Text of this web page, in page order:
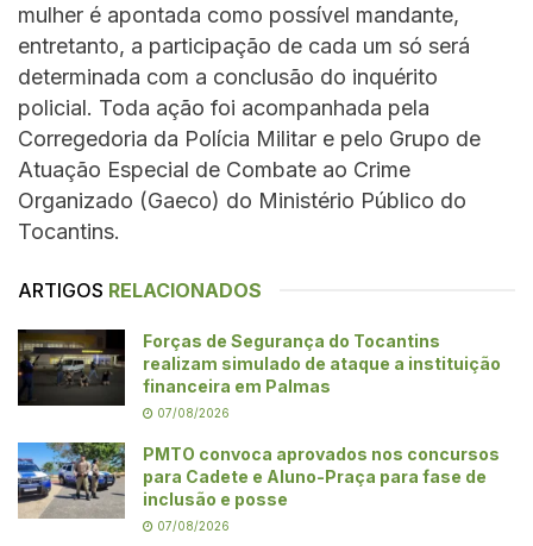
mulher é apontada como possível mandante,
entretanto, a participação de cada um só será
determinada com a conclusão do inquérito
policial. Toda ação foi acompanhada pela
Corregedoria da Polícia Militar e pelo Grupo de
Atuação Especial de Combate ao Crime
Organizado (Gaeco) do Ministério Público do
Tocantins.
ARTIGOS RELACIONADOS
Forças de Segurança do Tocantins
realizam simulado de ataque a instituição
financeira em Palmas
07/08/2026
PMTO convoca aprovados nos concursos
para Cadete e Aluno-Praça para fase de
inclusão e posse
07/08/2026